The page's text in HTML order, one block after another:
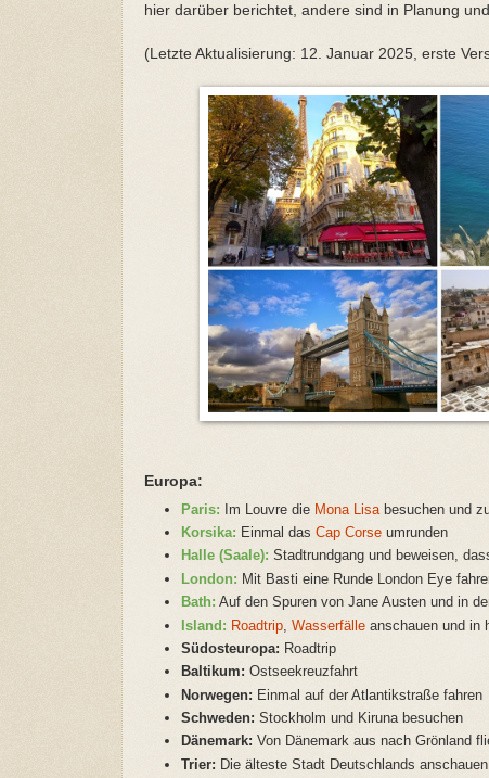
hier darüber berichtet, andere sind in Planung
(Letzte Aktualisierung: 12. Januar 2025, erste
Europa:
Paris: Im Louvre die Mona Lisabesuchen und
Korsika: Einmal das Cap Corseumrunden
Halle (Saale): Stadtrundgang und beweisen,
London: Mit Basti eine Runde London Eye
Bath: Auf den Spuren von Jane Austen und in
Island: Roadtrip, Wasserfälleanschauen und in
Südosteuropa: Roadtrip
Baltikum: Ostseekreuzfahrt
Norwegen: Einmal auf der Atlantikstraße fahren
Schweden: Stockholm und Kiruna besuchen
Dänemark: Von Dänemark aus nach Grönland
Trier: Die älteste Stadt Deutschlands anschauen